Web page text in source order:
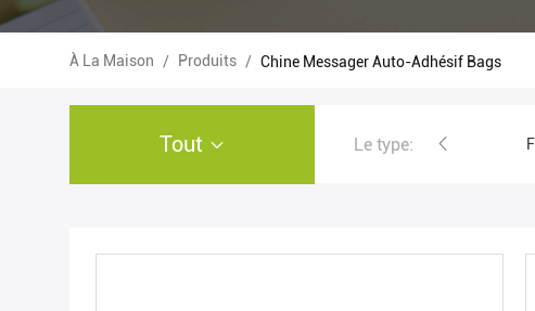
À La Maison / Produits / Chine Messager Auto-Adhésif Bags
Tout Le type:
Petit pain de papier de pierre